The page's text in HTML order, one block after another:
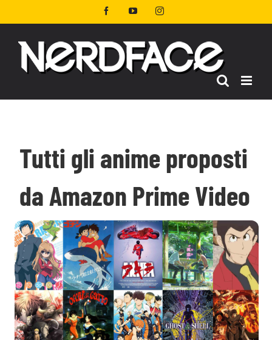
al
FacebookYouTubeInstagram
Tutti gli anime proposti
da Amazon Prime Video